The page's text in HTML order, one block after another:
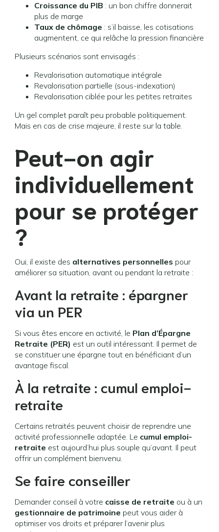
Croissance du PIB : un bon chiffre donnerait
plus de marge
Taux de chômage : s’il baisse, les cotisations
augmentent, ce qui relâche la pression financière
Plusieurs scénarios sont envisagés :
Revalorisation automatique intégrale
Revalorisation partielle (sous-indexation)
Revalorisation ciblée pour les petites retraites
Un gel complet paraît peu probable politiquement.
Mais en cas de crise majeure, il reste sur la table.
Peut-on agir
individuellement
pour se protéger
?
Oui, il existe des alternatives personnelles pour
améliorer sa situation, avant ou pendant la retraite :
Avant la retraite : épargner
via un PER
Si vous êtes encore en activité, le Plan d’Épargne
Retraite (PER) est un outil intéressant. Il permet de
se constituer une épargne tout en bénéficiant d’un
avantage fiscal.
À la retraite : cumul emploi-
retraite
Certains retraités peuvent choisir de reprendre une
activité professionnelle adaptée. Le cumul emploi-
retraite est aujourd’hui plus souple qu’avant. Il peut
offrir un complément bienvenu.
Se faire conseiller
Demander conseil à votre caisse de retraite ou à un
gestionnaire de patrimoine peut vous aider à
optimiser vos droits et préparer l’avenir plus